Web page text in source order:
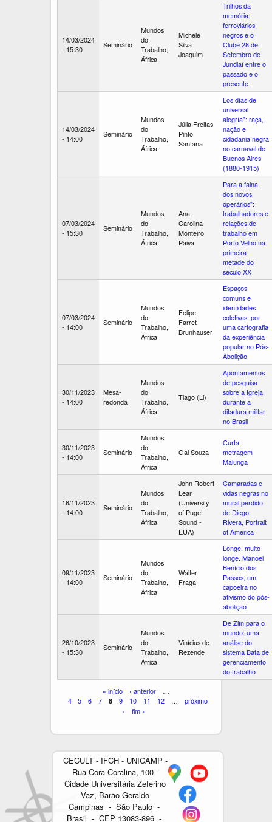
14/03/2024
- 15:30
Seminário
Mundos
do
Trabalho,
África
Michele
Silva
Joaquim
Trilhos da
memória:
ferroviários
negros e o
Clube 28 de
Setembro de
Jundiaí entre o
passado e o
presente
14/03/2024
- 14:00
Seminário
Mundos
do
Trabalho,
África
Júlia Freitas
Pinto
Santana
Los días de
universal
alegría”: raça,
nação e
cidadania negra
no carnaval de
Buenos Aires
(1880-1915)
07/03/2024
- 15:30
Seminário
Mundos
do
Trabalho,
África
Ana
Carolina
Monteiro
Paiva
Para a faina
dos novos
operários":
trabalhadores e
relações de
trabalho em
Porto Velho na
primeira
metade do
século XX
07/03/2024
- 14:00
Seminário
Mundos
do
Trabalho,
África
Felipe
Farret
Brunhauser
Espaços
comuns e
identidades
coletivas: por
uma cartografia
da experiência
popular no Pós-
Abolição
30/11/2023
- 14:00
Mesa-
redonda
Mundos
do
Trabalho,
África
Tiago (Li)
Apontamentos
de pesquisa
sobre a Igreja
durante a
ditadura militar
no Brasil
30/11/2023
- 14:00
Seminário
Mundos
do
Trabalho,
África
Gal Souza
Curta
metragem
Malunga
16/11/2023
- 14:00
Seminário
Mundos
do
Trabalho,
África
John Robert
Lear
(University
of Puget
Sound -
EUA)
Camaradas e
vidas negras no
mural perdido
de Diego
Rivera, Portrait
of America
09/11/2023
- 14:00
Seminário
Mundos
do
Trabalho,
África
Walter
Fraga
Longe, muito
longe. Manoel
Benício dos
Passos, um
capoeira no
ativismo do pós-
abolição
26/10/2023
- 15:30
Seminário
Mundos
do
Trabalho,
África
Vinícius de
Rezende
De Zlín para o
mundo: uma
análise do
sistema Bata de
gerenciamento
do trabalho
i
n
« início ‹ anterior
…
4
5 6 7 8 9 10 11 12 …
próximo
›
fim »
CECULT - IFCH - UNICAMP -
Rua Cora Coralina, 100 -
Cidade Universitária Zeferino
Vaz, Barão Geraldo
Campinas - São Paulo -
Brasil - CEP 13083-896 -